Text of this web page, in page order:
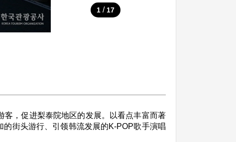
1 / 17
，促进梨泰院地区的发展。以看点丰富而著
街头游行、引领韩流发展的K-POP歌手演唱